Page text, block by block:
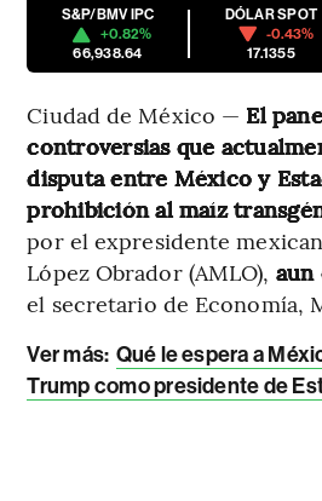
S&P/BMV IPC
+0.82%
66,938.64
DÓLAR SPOT
-0.43%
17.1355
Ciudad de México — El
controversias que
disputa entre México y
prohibición al maíz
por el expresidente
López Obrador (AMLO), aun
el secretario de Economía,
Ver más: Qué le espera a
Trump como presidente de